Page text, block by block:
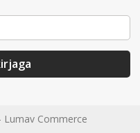
Lumav Commerce